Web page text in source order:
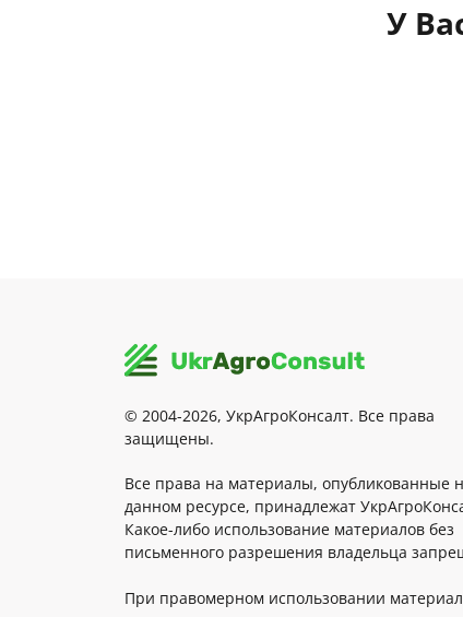
У
© 2004-2026, УкрАгроКонсалт. Все права
защищены.
Все права на материалы, опубликованные
данном ресурсе, принадлежат
Какое-либо использование материалов без
письменного разрешения владельца
При правомерном использовании